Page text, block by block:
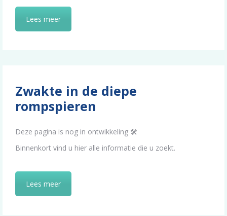
Lees meer
Zwakte in de diepe
rompspieren
Deze pagina is nog in ontwikkeling 🛠️
Binnenkort vind u hier alle informatie die u zoekt.
Lees meer